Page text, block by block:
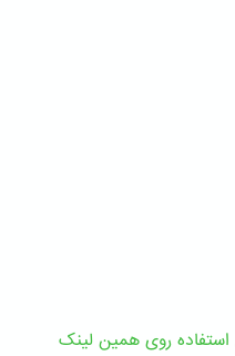
استفاده روی همین لینک